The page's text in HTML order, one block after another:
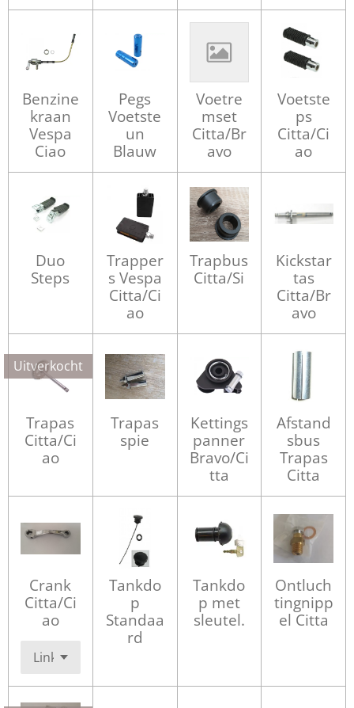
Benzine
kraan
Vespa
Ciao
Pegs
Voetste
un
Blauw
Voetre
mset
Citta/Br
avo
Voetste
ps
Citta/Ci
ao
Duo
Steps
Trapper
s Vespa
Citta/Ci
ao
Trapbus
Citta/Si
Kickstar
tas
Citta/Br
avo
Uitverkocht
Trapas
Citta/Ci
ao
Trapas
spie
Kettings
panner
Bravo/Ci
tta
Afstand
sbus
Trapas
Citta
Crank
Citta/Ci
ao
Tankdo
p
Standaa
rd
Tankdo
p met
sleutel.
Ontluch
tingnipp
el Citta